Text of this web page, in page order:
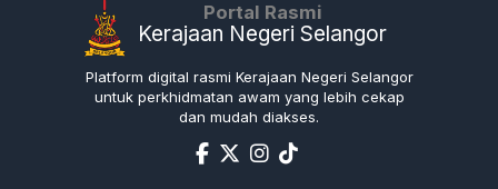
Portal Rasmi
Kerajaan Negeri Selangor
Platform digital rasmi Kerajaan Negeri Selangor
untuk perkhidmatan awam yang lebih cekap
dan mudah diakses.